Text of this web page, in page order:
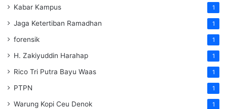
Kabar Kampus 1
Jaga Ketertiban Ramadhan 1
forensik 1
H. Zakiyuddin Harahap 1
Rico Tri Putra Bayu Waas 1
PTPN 1
Warung Kopi Ceu Denok 1